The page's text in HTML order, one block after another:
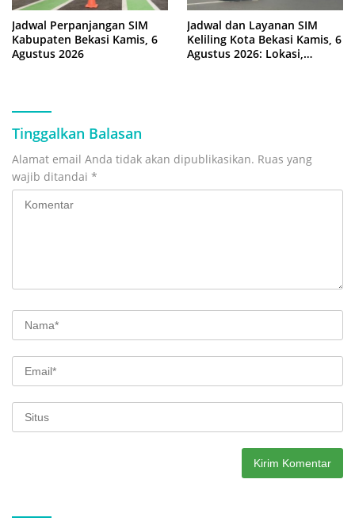
Jadwal Perpanjangan SIM
Kabupaten Bekasi Kamis, 6
Agustus 2026
Jadwal dan Layanan SIM
Keliling Kota Bekasi Kamis, 6
Agustus 2026: Lokasi,
Tinggalkan Balasan
Alamat email Anda tidak akan dipublikasikan. Ruas yang
wajib ditandai *